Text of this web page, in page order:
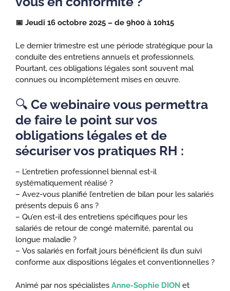
📅 Jeudi 16 octobre 2025 – de 9h00 à 10h15
Le dernier trimestre est une période stratégique pour la
conduite des entretiens annuels et professionnels.
Pourtant, ces obligations légales sont souvent mal
connues ou incomplètement mises en œuvre.
🔍 Ce webinaire vous permettra
de faire le point sur vos
obligations légales et de
sécuriser vos pratiques RH :
– L’entretien professionnel biennal est-il
systématiquement réalisé ?
– Avez-vous planifié l’entretien de bilan pour les salariés
présents depuis 6 ans ?
– Qu’en est-il des entretiens spécifiques pour les
salariés de retour de congé maternité, parental ou
longue maladie ?
– Vos salariés en forfait jours bénéficient ils d’un suivi
conforme aux dispositions légales et conventionnelles ?
Animé par nos spécialistes Anne-Sophie DION et